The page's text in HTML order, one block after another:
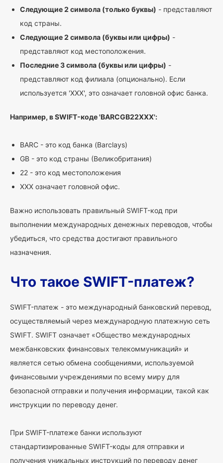
Следующие 2 символа (только буквы) - представляют
код страны.
Следующие 2 символа (буквы или цифры) -
представляют код местоположения.
Последние 3 символа (буквы или цифры) -
представляют код филиала (опционально). Если
используется 'XXX', это означает головной офис банка.
Например, в SWIFT-коде 'BARCGB22XXX':
BARC - это код банка (Barclays)
GB - это код страны (Великобритания)
22 - это код местоположения
XXX означает головной офис.
Важно использовать правильный SWIFT-код при
выполнении международных денежных переводов, чтобы
убедиться, что средства достигают правильного
назначения.
Что такое SWIFT-платеж?
SWIFT-платеж - это международный банковский перевод,
осуществляемый через международную платежную сеть
SWIFT. SWIFT означает «Общество международных
межбанковских финансовых телекоммуникаций» и
является сетью обмена сообщениями, используемой
финансовыми учреждениями по всему миру для
безопасной отправки и получения информации, такой как
инструкции по переводу денег.
При SWIFT-платеже банки используют
стандартизированные SWIFT-коды для отправки и
получения уникальных инструкций по переводу денег